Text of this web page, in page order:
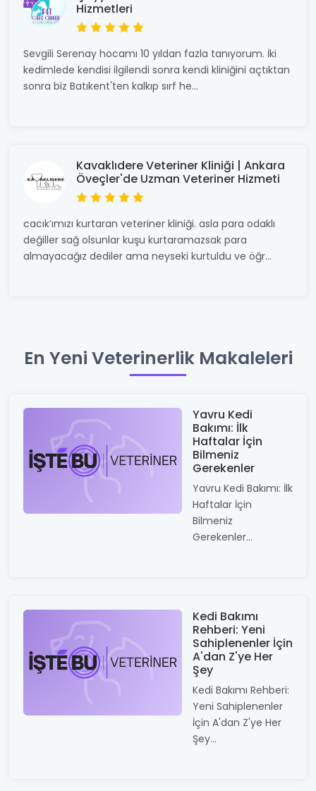
Hizmetleri
Sevgili Serenay hocamı 10 yıldan fazla tanıyorum. İki
kedimlede kendisi ilgilendi sonra kendi kliniğini açtıktan
sonra biz Batıkent'ten kalkıp sırf he...
Kavaklıdere Veteriner Kliniği | Ankara
Öveçler'de Uzman Veteriner Hizmeti​
cacık’ımızı kurtaran veteriner kliniği. asla para odaklı
değiller sağ olsunlar kuşu kurtaramazsak para
almayacağız dediler ama neyseki kurtuldu ve öğr...
En Yeni Veterinerlik Makaleleri
Yavru Kedi
Bakımı: İlk
Haftalar İçin
Bilmeniz
Gerekenler
Yavru Kedi Bakımı: İlk
Haftalar İçin
Bilmeniz
Gerekenler...
Kedi Bakımı
Rehberi: Yeni
Sahiplenenler İçin
A'dan Z'ye Her
Şey
Kedi Bakımı Rehberi:
Yeni Sahiplenenler
İçin A'dan Z'ye Her
Şey...